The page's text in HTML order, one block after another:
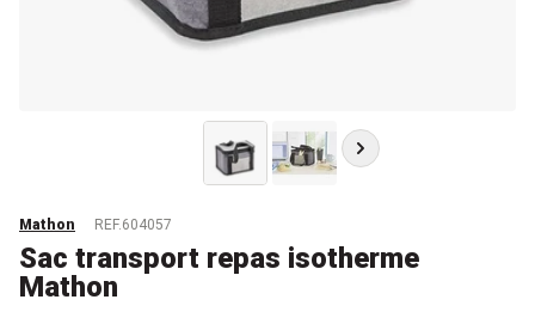
Mathon REF.604057
Sac transport repas isotherme
Mathon